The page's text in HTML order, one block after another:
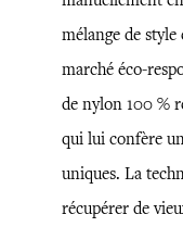
mélange de
marché éco-
de nylon 100 %
qui lui confère
uniques. La
récupérer de